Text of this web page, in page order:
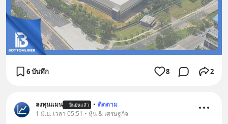
6 บันทึก 8 2
ลงทุนแมน ยืนยันแล้ว • ติดตาม
1 มิ.ย. เวลา 05:51 • หุ้น & เศรษฐกิจ